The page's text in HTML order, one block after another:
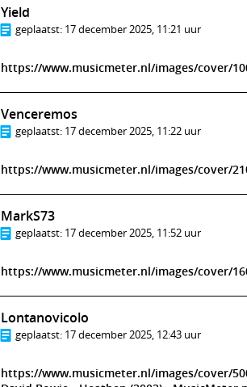
Yield
geplaatst: 17 december 2025, 11:21 uur
https://www.musicmeter.nl/images/cover/
Venceremos
geplaatst: 17 december 2025, 11:22 uur
https://www.musicmeter.nl/images/cover/
MarkS73
geplaatst: 17 december 2025, 11:52 uur
https://www.musicmeter.nl/images/cover/
Lontanovicolo
geplaatst: 17 december 2025, 12:43 uur
https://www.musicmeter.nl/images/cover/